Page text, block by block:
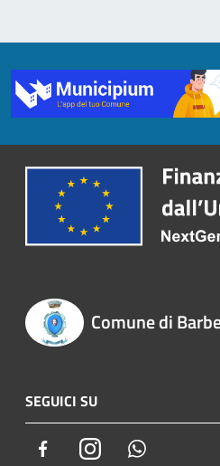
Comune di
SEGUICI SU
FacebookInstagram